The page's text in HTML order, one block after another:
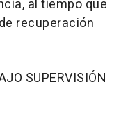
al tiempo que
recuperación
SUPERVISIÓN